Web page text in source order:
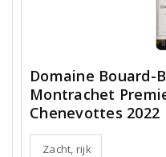
Domaine Bouard-
Montrachet
Chenevottes 2022
Zacht, rijk